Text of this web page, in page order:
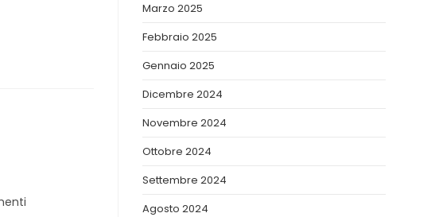
Marzo 2025
Febbraio 2025
Gennaio 2025
Dicembre 2024
Novembre 2024
Ottobre 2024
Settembre 2024
Agosto 2024